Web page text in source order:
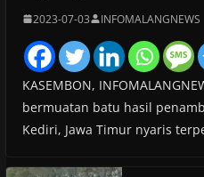
2023-07-03 INFOMALANGNEWS
KASEMBON,
bermuatan batu hasil
Kediri, Jawa Timur nyaris